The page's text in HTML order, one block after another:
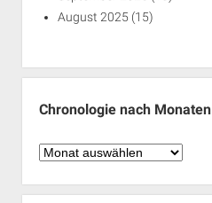
August 2025 (15)
Chronologie nach Monaten
Chronologie
Monaten